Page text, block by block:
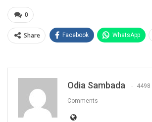
0
Share Facebook WhatsApp
Odia Sambada 4498
Comments